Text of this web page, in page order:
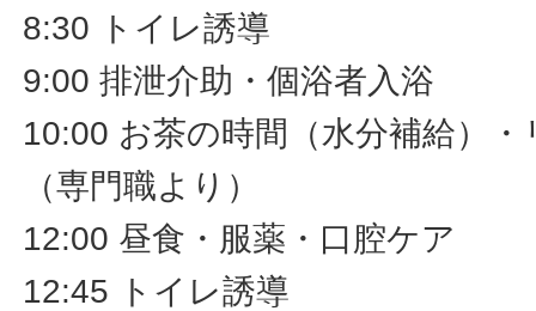
8:30 トイレ誘導
9:00 排泄介助・個浴者入浴
10:00 お茶の時間（水分補給）
（専門職より）
12:00 昼食・服薬・口腔ケア
12:45 トイレ誘導